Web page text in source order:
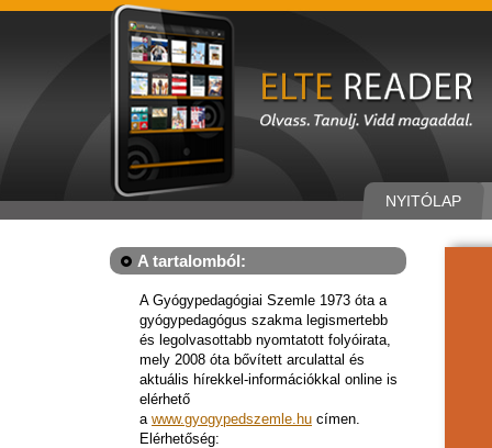
NYITÓLAP
A tartalomból:
A Gyógypedagógiai Szemle 1973 óta a
gyógypedagógus szakma legismertebb
és legolvasottabb nyomtatott folyóirata,
mely 2008 óta bővített arculattal és
aktuális hírekkel-információkkal online is
elérhető
a www.gyogypedszemle.hu címen.
Elérhetőség: